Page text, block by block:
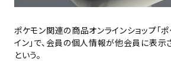
ポケモン関連の商品オンラインショップ「
イン」で、会員の個人情報が他会員に表
という。